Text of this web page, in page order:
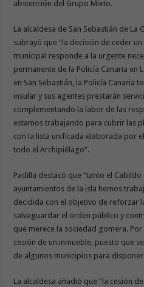
abstención del Grupo Mixto.
La alcaldesa de San Sebastián de La
subrayó que “la decisión de ceder
municipal responde a la urgente
permanente de la Policía Canaria en
en San Sebastián, la Policía Canaria
insular y sus agentes prestarán
complementando la labor de las
estamos trabajando para cubrir las
con la lista unificada elaborada por
todo el Archipiélago”.
Padilla destacó que “tanto el
ayuntamientos de la isla hemos
decidida con el objetivo de reforzar
salvaguardar el orden público y
que merece la sociedad gomera.
cesión de un inmueble, puesto que
de algunos municipios para
La alcaldesa añadió que “la cesión